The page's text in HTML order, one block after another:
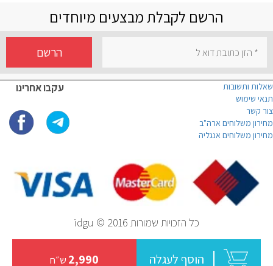
הוסף לעגלה 2,990 ש״ח
הרשם לקבלת מבצעים מיוחדים
הרשם
עקבו אחרינו
שאלות ותשובות
תנאי שימוש
צור קשר
מחירון משלוחים ארה"ב
מחירון משלוחים אנגליה
כל הזכויות שמורות idgu © 2016